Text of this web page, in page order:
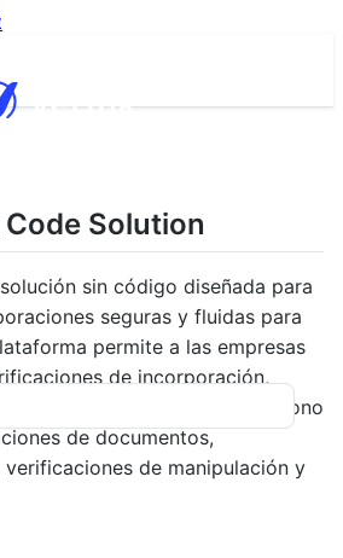
Solution
sin código diseñada para
seguras y fluidas para
permite a las empresas
de incorporación,
de correo electrónico, teléfono
de documentos,
de manipulación y